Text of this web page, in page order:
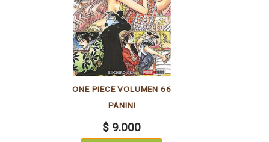
ONE PIECE VOLUMEN 66
PANINI
$ 9.000